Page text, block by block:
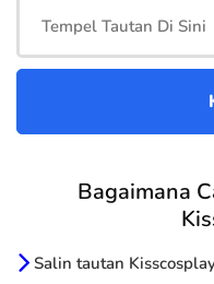
Bagaimana
Salin tautan